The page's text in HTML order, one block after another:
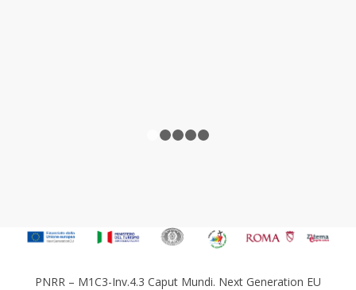
PNRR – M1C3-Inv.4.3 Caput Mundi. Next Generation EU